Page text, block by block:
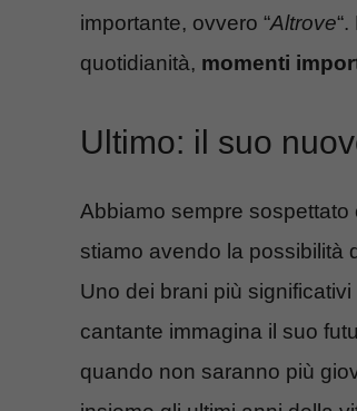
importante, ovvero “Altrove
quotidianità, momenti
Ultimo: il suo
Abbiamo sempre
stiamo avendo la possibilità
Uno dei brani più
cantante immagina il suo
quando non saranno più